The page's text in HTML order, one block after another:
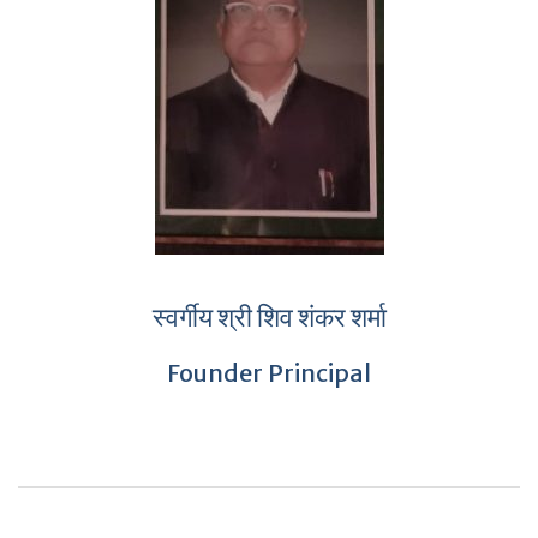
स्वर्गीय श्री शिव शंकर शर्मा
Founder Principal